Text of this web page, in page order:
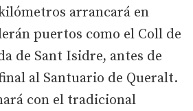
arrancará en
puertos como el Coll de
de Sant Isidre, antes de
al Santuario de Queralt.
con el tradicional